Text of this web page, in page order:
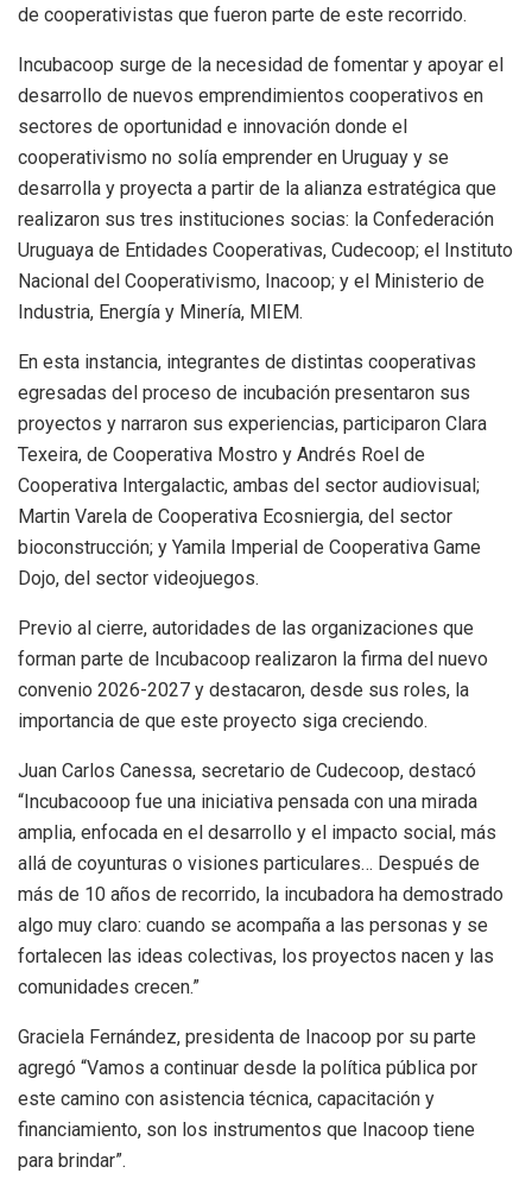
de cooperativistas que fueron parte de este recorrido.
Incubacoop surge de la necesidad de fomentar y apoyar el
desarrollo de nuevos emprendimientos cooperativos en
sectores de oportunidad e innovación donde el
cooperativismo no solía emprender en Uruguay y se
desarrolla y proyecta a partir de la alianza estratégica que
realizaron sus tres instituciones socias: la Confederación
Uruguaya de Entidades Cooperativas, Cudecoop; el Instituto
Nacional del Cooperativismo, Inacoop; y el Ministerio de
Industria, Energía y Minería, MIEM.
En esta instancia, integrantes de distintas cooperativas
egresadas del proceso de incubación presentaron sus
proyectos y narraron sus experiencias, participaron Clara
Texeira, de Cooperativa Mostro y Andrés Roel de
Cooperativa Intergalactic, ambas del sector audiovisual;
Martin Varela de Cooperativa Ecosniergia, del sector
bioconstrucción; y Yamila Imperial de Cooperativa Game
Dojo, del sector videojuegos.
Previo al cierre, autoridades de las organizaciones que
forman parte de Incubacoop realizaron la firma del nuevo
convenio 2026-2027 y destacaron, desde sus roles, la
importancia de que este proyecto siga creciendo.
Juan Carlos Canessa, secretario de Cudecoop, destacó
“Incubacooop fue una iniciativa pensada con una mirada
amplia, enfocada en el desarrollo y el impacto social, más
allá de coyunturas o visiones particulares… Después de
más de 10 años de recorrido, la incubadora ha demostrado
algo muy claro: cuando se acompaña a las personas y se
fortalecen las ideas colectivas, los proyectos nacen y las
comunidades crecen.”
Graciela Fernández, presidenta de Inacoop por su parte
agregó “Vamos a continuar desde la política pública por
este camino con asistencia técnica, capacitación y
financiamiento, son los instrumentos que Inacoop tiene
para brindar”.